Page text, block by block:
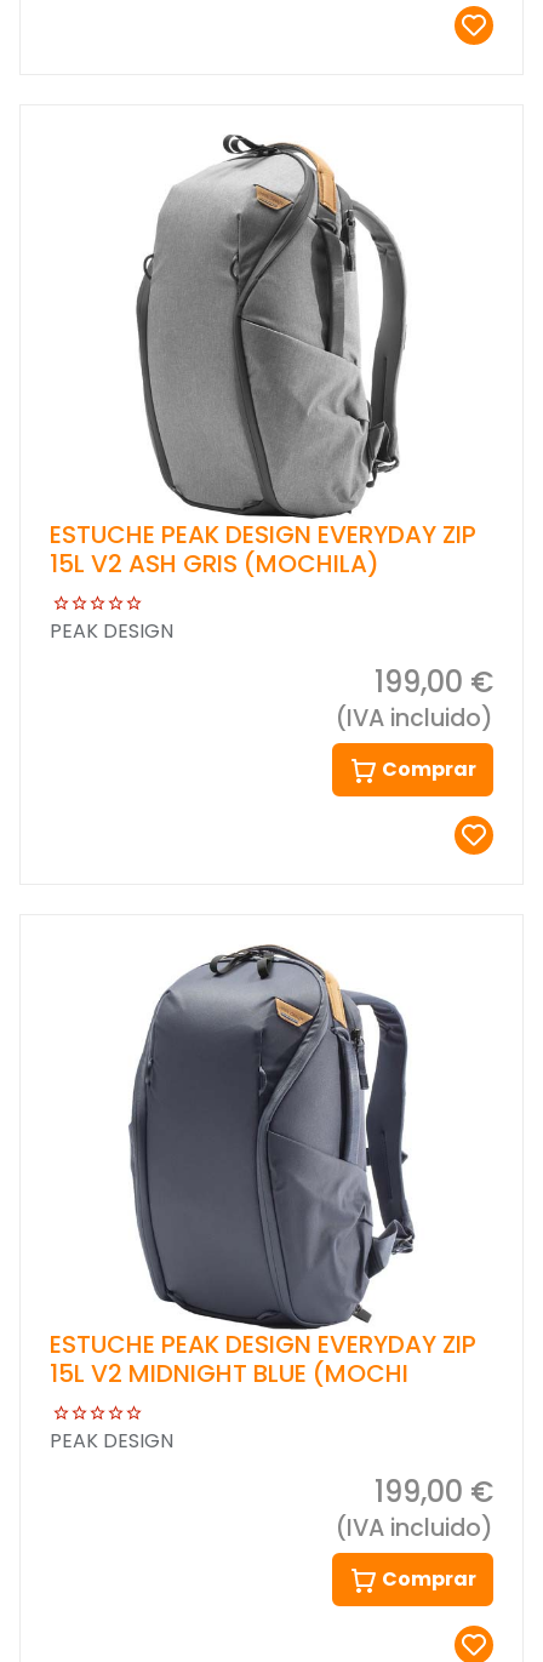
ESTUCHE PEAK DESIGN EVERYDAY ZIP
15L V2 ASH GRIS (MOCHILA)
PEAK DESIGN
199,00 €
(IVA incluido)
Comprar
ESTUCHE PEAK DESIGN EVERYDAY ZIP
15L V2 MIDNIGHT BLUE (MOCHI
PEAK DESIGN
199,00 €
(IVA incluido)
Comprar